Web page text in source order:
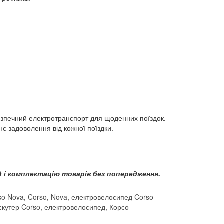
електротранспорт для щоденних поїздок.
задоволення від кожної поїздки.
комплектацію товарів без попередження.
Nova, Corso, Nova, електровелосипед Corso
Corso, електровелосипед, Корсо